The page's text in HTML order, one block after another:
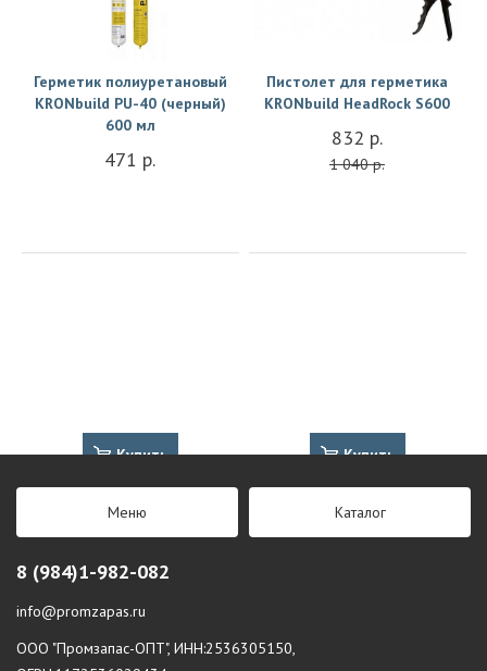
Герметик полиуретановый
KRONbuild PU-40 (черный)
600 мл
471 р.
Купить
Пистолет для герметика
KRONbuild HeadRock S600
832 р.
1 040 р.
Купить
Меню Каталог
8 (984)1-982-082
info@promzapas.ru
ООО "Промзапас-ОПТ", ИНН:2536305150,